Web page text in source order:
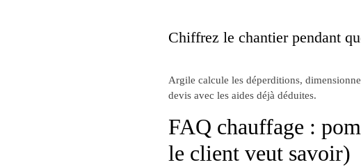
Chiffrez le chantier pendant
Argile calcule les déperditions,
devis avec les aides déjà déduites.
FAQ chauffage :
le client veut savoir)